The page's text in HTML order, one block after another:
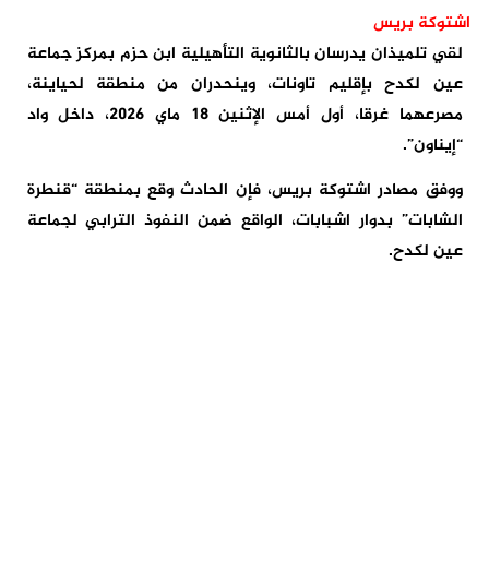
اشتوكة بريس
لقي تلميذان يدرسان بالثانوية التأهيلية ابن حزم بمركز جماعة
عين لكدح بإقليم تاونات، وينحدران من منطقة لحياينة،
مصرعهما غرقا، أول أمس الإثنين 18 ماي 2026، داخل واد
“إيناون”.
ووفق مصادر اشتوكة بريس، فإن الحادث وقع بمنطقة “قنطرة
الشابات” بدوار اشبابات، الواقع ضمن النفوذ الترابي لجماعة
عين لكدح.